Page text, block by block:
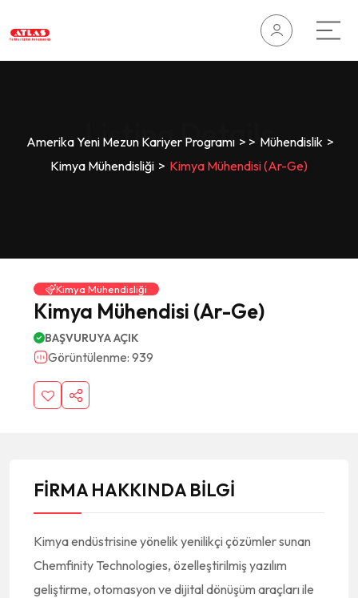
Listing Details
Amerika Yeni Mezun Kariyer Programı > > Mühendislik >
Kimya Mühendisliği > Kimya Mühendisi (Ar-Ge)
Kimya Mühendisliği
Kimya Mühendisi (Ar-Ge)
BAŞVURUYA AÇIK
Görüntülenme: 939
FİRMA HAKKINDA BİLGİ
Kimya endüstrisine yönelik yenilikçi çözümler sunan
Chemfinity Technologies, özelleştirilmiş yazılım
geliştirme, otomasyon ve dijitaldönüşüm araçları ile